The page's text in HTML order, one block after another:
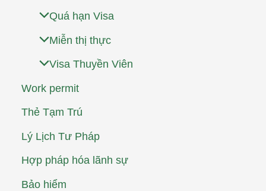
Quá hạn Visa
Miễn thị thực
Visa Thuyền Viên
Work permit
Thẻ Tạm Trú
Lý Lịch Tư Pháp
Hợp pháp hóa lãnh sự
Bảo hiểm